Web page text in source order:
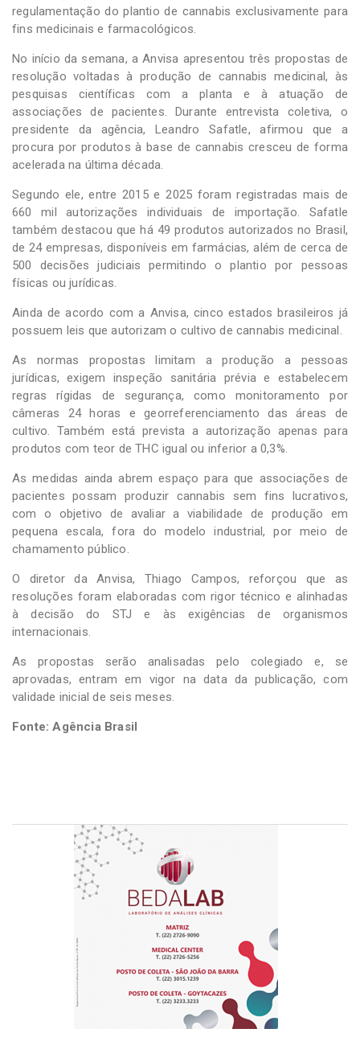
regulamentação do plantio de cannabis exclusivamente para
fins medicinais e farmacológicos.
No início da semana, a Anvisa apresentou três propostas de
resolução voltadas à produção de cannabis medicinal, às
pesquisas científicas com a planta e à atuação de
associações de pacientes. Durante entrevista coletiva, o
presidente da agência, Leandro Safatle, afirmou que a
procura por produtos à base de cannabis cresceu de forma
acelerada na última década.
Segundo ele, entre 2015 e 2025 foram registradas mais de
660 mil autorizações individuais de importação. Safatle
também destacou que há 49 produtos autorizados no Brasil,
de 24 empresas, disponíveis em farmácias, além de cerca de
500 decisões judiciais permitindo o plantio por pessoas
físicas ou jurídicas.
Ainda de acordo com a Anvisa, cinco estados brasileiros já
possuem leis que autorizam o cultivo de cannabis medicinal.
As normas propostas limitam a produção a pessoas
jurídicas, exigem inspeção sanitária prévia e estabelecem
regras rígidas de segurança, como monitoramento por
câmeras 24 horas e georreferenciamento das áreas de
cultivo. Também está prevista a autorização apenas para
produtos com teor de THC igual ou inferior a 0,3%.
As medidas ainda abrem espaço para que associações de
pacientes possam produzir cannabis sem fins lucrativos,
com o objetivo de avaliar a viabilidade de produção em
pequena escala, fora do modelo industrial, por meio de
chamamento público.
O diretor da Anvisa, Thiago Campos, reforçou que as
resoluções foram elaboradas com rigor técnico e alinhadas
à decisão do STJ e às exigências de organismos
internacionais.
As propostas serão analisadas pelo colegiado e, se
aprovadas, entram em vigor na data da publicação, com
validade inicial de seis meses.
Fonte: Agência Brasil